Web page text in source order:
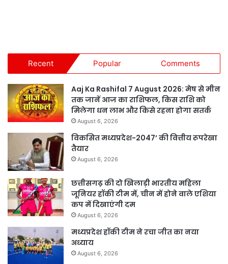
Recent Popular Comments
Aaj Ka Rashifal 7 August 2026: मेष से मीन
तक जानें आज का राशिफल, किस राशि को
मिलेगा धन लाभ और किसे रहना होगा सतर्क
August 6, 2026
विकसित मध्यप्रदेश-2047’ की वित्तीय रूपरेखा
तैयार
August 6, 2026
छत्तीसगढ़ की दो खिलाड़ी भारतीय महिला
जूनियर हॉकी टीम में, चीन में होने वाले एशिया
कप में दिखाएंगी दम
August 6, 2026
मध्यप्रदेश हॉकी टीम ने रचा जीत का नया
अध्याय
August 6, 2026